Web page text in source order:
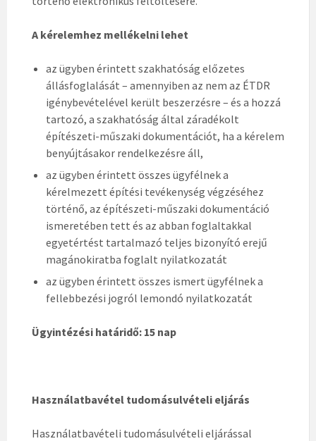
A kérelemhez mellékelni lehet
az ügyben érintett szakhatóság előzetes
állásfoglalását – amennyiben az nem az ÉTDR
igénybevételével került beszerzésre – és a hozzá
tartozó, a szakhatóság által záradékolt
építészeti-műszaki dokumentációt, ha a kérelem
benyújtásakor rendelkezésre áll,
az ügyben érintett összes ügyfélnek a
kérelmezett építési tevékenység végzéséhez
történő, az építészeti-műszaki dokumentáció
ismeretében tett és az abban foglaltakkal
egyetértést tartalmazó teljes bizonyító erejű
magánokiratba foglalt nyilatkozatát
az ügyben érintett összes ismert ügyfélnek a
fellebbezési jogról lemondó nyilatkozatát
Ügyintézési határidő: 15 nap
Használatbavétel tudomásulvételi eljárás
Használatbavételi tudomásulvételi eljárással